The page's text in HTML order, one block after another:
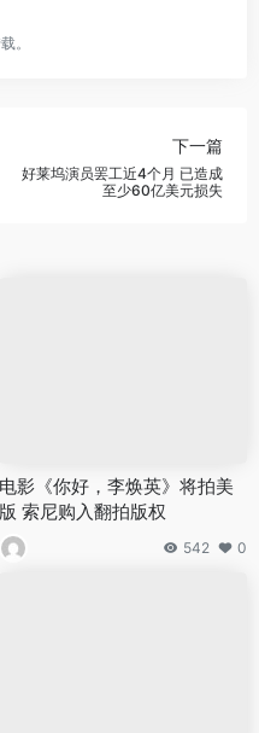
。
下一篇
好莱坞演员罢工近4个月 已造成
至少60亿美元损失
电影《你好，李焕英》将拍美
版 索尼购入翻拍版权
542 0